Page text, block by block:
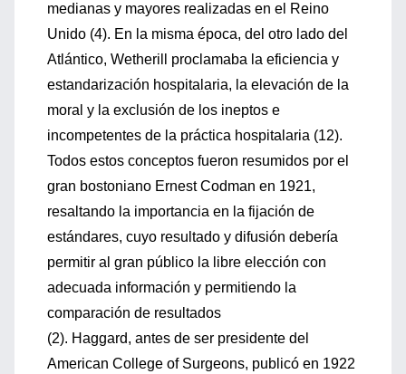
medianas y mayores realizadas en el Reino
Unido (4). En la misma época, del otro lado del
Atlántico, Wetherill proclamaba la eficiencia y
estandarización hospitalaria, la elevación de la
moral y la exclusión de los ineptos e
incompetentes de la práctica hospitalaria (12).
Todos estos conceptos fueron resumidos por el
gran bostoniano Ernest Codman en 1921,
resaltando la importancia en la fijación de
estándares, cuyo resultado y difusión debería
permitir al gran público la libre elección con
adecuada información y permitiendo la
comparación de resultados
(2). Haggard, antes de ser presidente del
American College of Surgeons, publicó en 1922